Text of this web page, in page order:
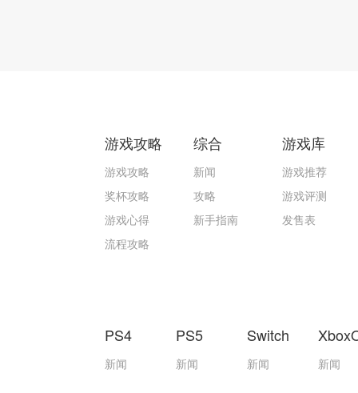
游戏攻略
游戏攻略
奖杯攻略
游戏心得
流程攻略
综合
新闻
攻略
新手指南
游戏库
游戏推荐
游戏评测
发售表
PS4
新闻
PS5
新闻
Switch
新闻 新闻